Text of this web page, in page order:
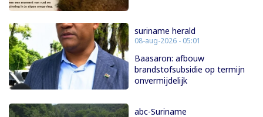
suriname herald
08-aug-2026 - 05:01
Baasaron: afbouw
brandstofsubsidie op termijn
onvermijdelijk
abc-Suriname